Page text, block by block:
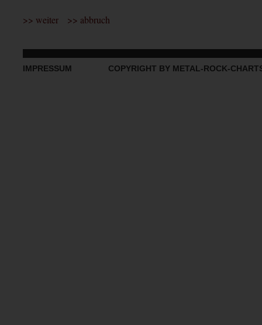
IMPRESSUM COPYRIGHT BY METAL-ROCK-